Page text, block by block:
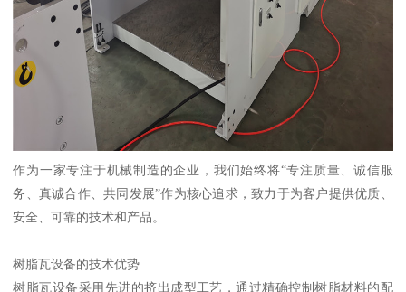
作为一家专注于机械制造的企业，我们始终将“专注质量、诚信服
务、真诚合作、共同发展”作为核心追求，致力于为客户提供优质、
安全、可靠的技术和产品。
树脂瓦设备的技术优势
树脂瓦设备采用先进的挤出成型工艺，通过精确控制树脂材料的配